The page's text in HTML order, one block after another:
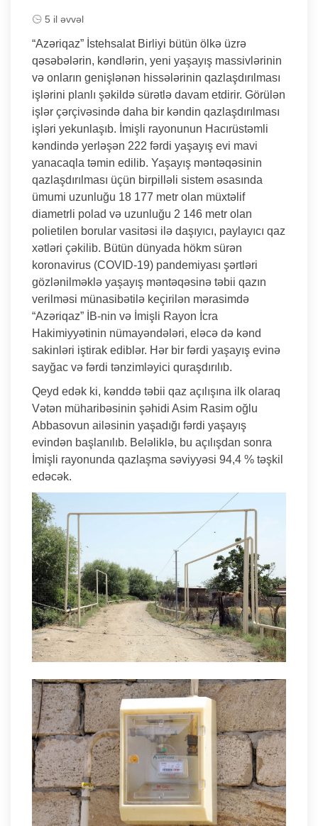
5 il əvvəl
“Azəriqaz” İstehsalat Birliyi bütün ölkə üzrə
qəsəbələrin, kəndlərin, yeni yaşayış massivlərinin
və onların genişlənən hissələrinin qazlaşdırılması
işlərini planlı şəkildə sürətlə davam etdirir. Görülən
işlər çərçivəsində daha bir kəndin qazlaşdırılması
işləri yekunlaşıb. İmişli rayonunun Hacırüstəmli
kəndində yerləşən 222 fərdi yaşayış evi mavi
yanacaqla təmin edilib. Yaşayış məntəqəsinin
qazlaşdırılması üçün birpilləli sistem əsasında
ümumi uzunluğu 18 177 metr olan müxtəlif
diametrli polad və uzunluğu 2 146 metr olan
polietilen borular vasitəsi ilə daşıyıcı, paylayıcı qaz
xətləri çəkilib. Bütün dünyada hökm sürən
koronavirus (COVID-19) pandemiyası şərtləri
gözlənilməklə yaşayış məntəqəsinə təbii qazın
verilməsi münasibətilə keçirilən mərasimdə
“Azəriqaz” İB-nin və İmişli Rayon İcra
Hakimiyyətinin nümayəndələri, eləcə də kənd
sakinləri iştirak ediblər. Hər bir fərdi yaşayış evinə
sayğac və fərdi tənzimləyici quraşdırılıb.
Qeyd edək ki, kənddə təbii qaz açılışına ilk olaraq
Vətən müharibəsinin şəhidi Asim Rasim oğlu
Abbasovun ailəsinin yaşadığı fərdi yaşayış
evindən başlanılıb. Beləliklə, bu açılışdan sonra
İmişli rayonunda qazlaşma səviyyəsi 94,4 % təşkil
edəcək.